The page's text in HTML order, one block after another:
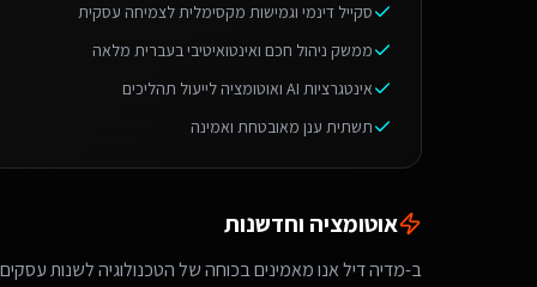
סקייל דינמי וגמישות מקסימלית לצמיחה עסקית
ממשק ניהול חכם ואינטואיטיבי בעברית מלאה
אינטגרציות AI ואוטומציה לייעול תהליכים
תשתית ענן מאובטחת ואמינה
אוטומציה וחדשנות
ב-מדיה דיל אנו מאמינים בכוחה של הטכנולוגיה לשנות